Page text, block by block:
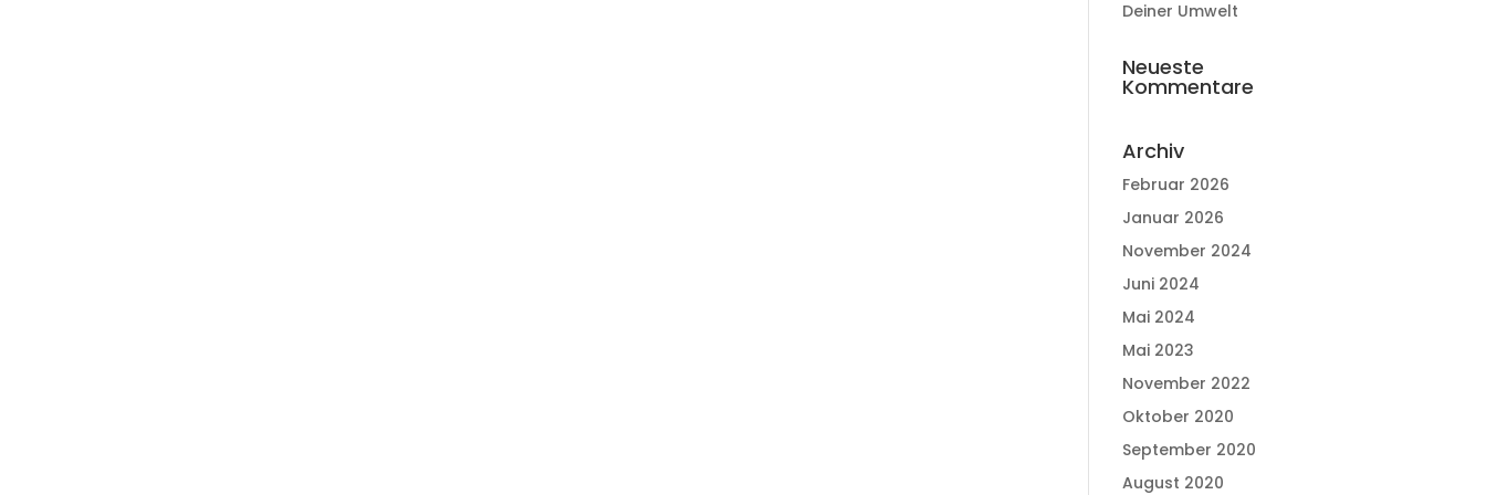
Deiner Umwelt
Neueste
Kommentare
Archiv
Februar 2026
Januar 2026
November 2024
Juni 2024
Mai 2024
Mai 2023
November 2022
Oktober 2020
September 2020
August 2020